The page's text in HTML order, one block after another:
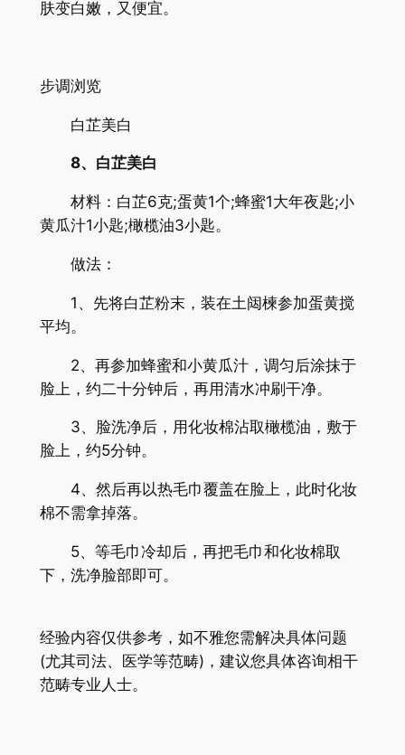
肤变白嫩，又便宜。
步调浏览
白芷美白
8、白芷美白
材料：白芷6克;蛋黄1个;蜂蜜1大年夜匙;小
黄瓜汁1小匙;橄榄油3小匙。
做法：
1、先将白芷粉末，装在土闼楝参加蛋黄搅
平均。
2、再参加蜂蜜和小黄瓜汁，调匀后涂抹于
脸上，约二十分钟后，再用清水冲刷干净。
3、脸洗净后，用化妆棉沾取橄榄油，敷于
脸上，约5分钟。
4、然后再以热毛巾覆盖在脸上，此时化妆
棉不需拿掉落。
5、等毛巾冷却后，再把毛巾和化妆棉取
下，洗净脸部即可。
经验内容仅供参考，如不雅您需解决具体问题
(尤其司法、医学等范畴)，建议您具体咨询相干
范畴专业人士。